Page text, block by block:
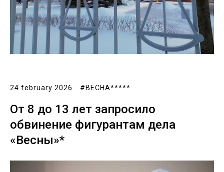
24 february 2026 #ВЕСНА*****
От 8 до 13 лет запросило
обвинение фигурантам дела
«Весны»*